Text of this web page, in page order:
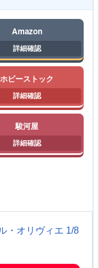
Amazon
ホビーストック
駿河屋
・オリヴィエ 1/8